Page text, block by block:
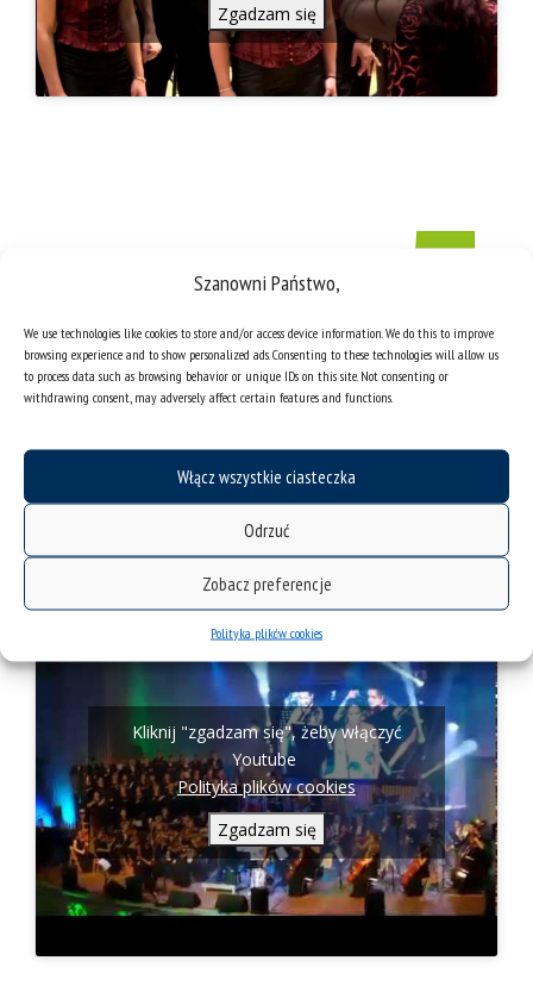
Szanowni Państwo,
We use technologies like cookies to store and/or access device information. We do this to improve
browsing experience and to show personalized ads. Consenting to these technologies will allow us
to process data such as browsing behavior or unique IDs on this site. Not consenting or
withdrawing consent, may adversely affect certain features and functions.
Włącz wszystkie ciasteczka
Odrzuć
Zobacz preferencje
Polityka plików cookies
Zgadzam się
Wykonawcy: Kayah, Chór Uniwersytetu Śląskiego
„Harmonia”, Polska Orkiestra Muzyki Filmowej
Wykonanie podczas Koncertu Muzyki Filmowej w
Amfiteatrze pod Grójcem w Żywcu
Kliknij "zgadzam się", żeby włączyć
Youtube
Polityka plików cookies
Zgadzam się